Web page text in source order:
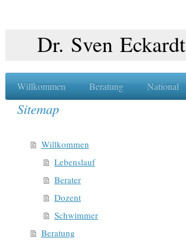
Dr. Sven Eckardt
Willkommen Beratung National
Sitemap
Willkommen
Lebenslauf
Berater
Dozent
Schwimmer
Beratung